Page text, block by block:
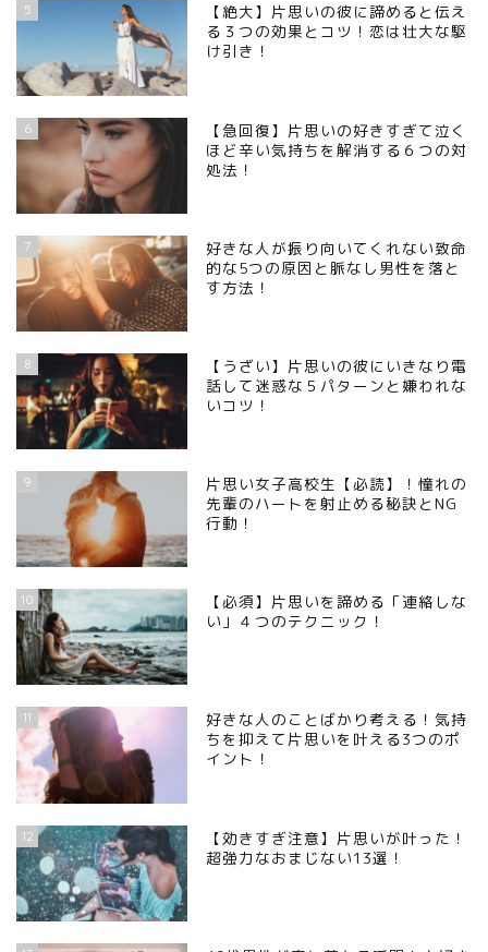
5
【絶大】片思いの彼に諦めると伝え
る３つの効果とコツ！恋は壮大な駆
け引き！
6
【急回復】片思いの好きすぎて泣く
ほど辛い気持ちを解消する６つの対
処法！
7
好きな人が振り向いてくれない致命
的な5つの原因と脈なし男性を落と
す方法！
8
【うざい】片思いの彼にいきなり電
話して迷惑な５パターンと嫌われな
いコツ！
9
片思い女子高校生【必読】！憧れの
先輩のハートを射止める秘訣とNG
行動！
10
【必須】片思いを諦める「連絡しな
い」４つのテクニック！
11
好きな人のことばかり考える！気持
ちを抑えて片思いを叶える3つのポ
イント！
12
【効きすぎ注意】片思いが叶った！
超強力なおまじない13選！